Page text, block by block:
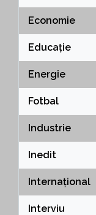
Economie
Educație
Energie
Fotbal
Industrie
Inedit
Internațional
Interviu